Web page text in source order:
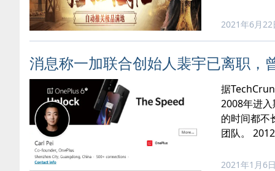
2021年6月22
消息称一加联合创始人裴宇已离职，
据
2008年进
的时间都不
团队。
2021年1月6